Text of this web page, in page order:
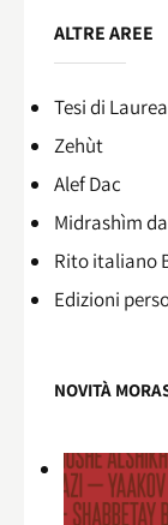
ALTRE AREE
Tesi di Laurea
Zehùt
Alef Dac
Midrashìm
Rito italiano
Edizioni
NOVITÀ